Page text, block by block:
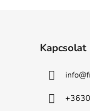
Kapcsolat
info@